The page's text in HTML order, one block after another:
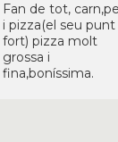
Fan de tot,
i pizza(el seu punt
fort) pizza molt
grossa i
fina,boníssima.